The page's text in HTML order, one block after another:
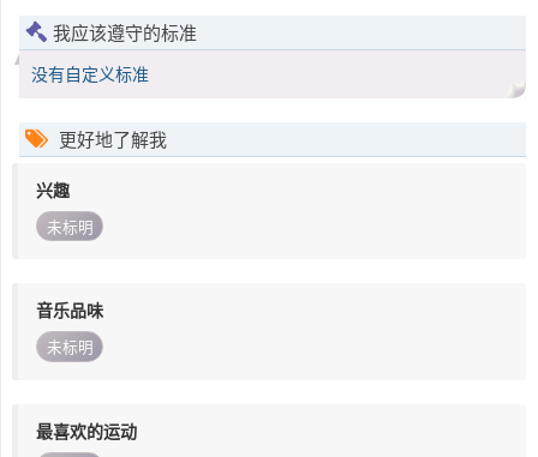
我应该遵守的标准
没有自定义标准
更好地了解我
兴趣
未标明
音乐品味
未标明
最喜欢的运动